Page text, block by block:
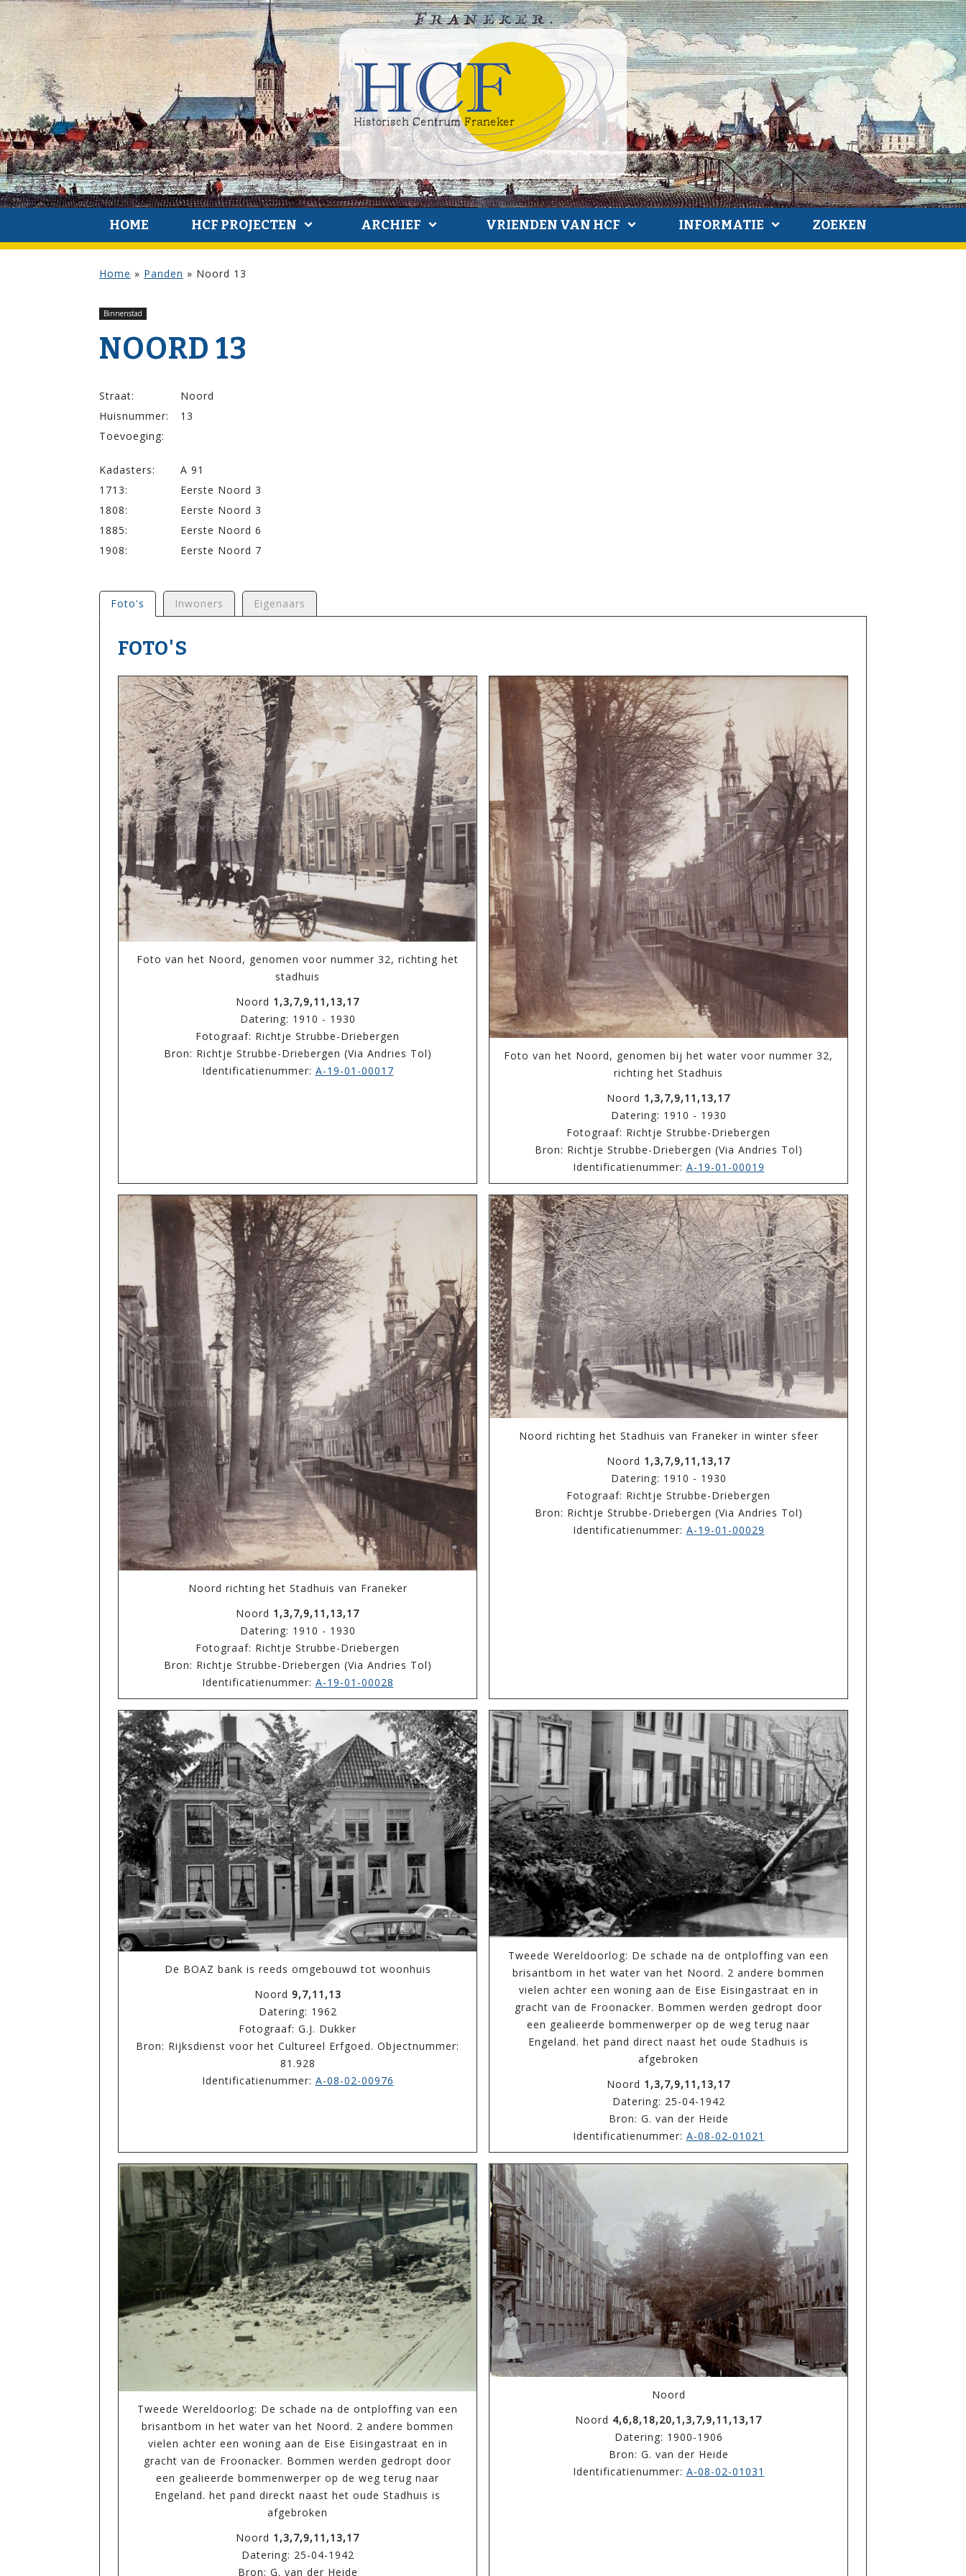
HOME HCF PROJECTEN ARCHIEF VRIENDEN VAN HCF INFORMATIE ZOEKEN
Home » Panden » Noord 13
Binnenstad
NOORD 13
Straat:
Noord
Huisnummer:
13
Toevoeging:
Kadasters:
A 91
1713:
Eerste Noord 3
1808:
Eerste Noord 3
1885:
Eerste Noord 6
1908:
Eerste Noord 7
Foto's Inwoners Eigenaars
FOTO'S
Foto van het Noord, genomen voor nummer 32, richting het
stadhuis
Noord 1,3,7,9,11,13,17
Datering: 1910 - 1930
Fotograaf: Richtje Strubbe-Driebergen
Bron: Richtje Strubbe-Driebergen (Via Andries Tol)
Identificatienummer: A-19-01-00017
Foto van het Noord, genomen bij het water voor nummer 32,
richting het Stadhuis
Noord 1,3,7,9,11,13,17
Datering: 1910 - 1930
Fotograaf: Richtje Strubbe-Driebergen
Bron: Richtje Strubbe-Driebergen (Via Andries Tol)
Identificatienummer: A-19-01-00019
Noord richting het Stadhuis van Franeker
Noord 1,3,7,9,11,13,17
Datering: 1910 - 1930
Fotograaf: Richtje Strubbe-Driebergen
Bron: Richtje Strubbe-Driebergen (Via Andries Tol)
Identificatienummer: A-19-01-00028
Noord richting het Stadhuis van Franeker in winter sfeer
Noord 1,3,7,9,11,13,17
Datering: 1910 - 1930
Fotograaf: Richtje Strubbe-Driebergen
Bron: Richtje Strubbe-Driebergen (Via Andries Tol)
Identificatienummer: A-19-01-00029
De BOAZ bank is reeds omgebouwd tot woonhuis
Noord 9,7,11,13
Datering: 1962
Fotograaf: G.J. Dukker
Bron: Rijksdienst voor het Cultureel Erfgoed. Objectnummer:
81.928
Identificatienummer: A-08-02-00976
Tweede Wereldoorlog: De schade na de ontploffing van een
brisantbom in het water van het Noord. 2 andere bommen
vielen achter een woning aan de Eise Eisingastraat en in
gracht van de Froonacker. Bommen werden gedropt door
een gealieerde bommenwerper op de weg terug naar
Engeland. het pand direct naast het oude Stadhuis is
afgebroken
Noord 1,3,7,9,11,13,17
Datering: 25-04-1942
Bron: G. van der Heide
Identificatienummer: A-08-02-01021
Tweede Wereldoorlog: De schade na de ontploffing van een
brisantbom in het water van het Noord. 2 andere bommen
vielen achter een woning aan de Eise Eisingastraat en in
gracht van de Froonacker. Bommen werden gedropt door
een gealieerde bommenwerper op de weg terug naar
Engeland. het pand direckt naast het oude Stadhuis is
afgebroken
Noord 1,3,7,9,11,13,17
Datering: 25-04-1942
Bron: G. van der Heide
Noord
Noord 4,6,8,18,20,1,3,7,9,11,13,17
Datering: 1900-1906
Bron: G. van der Heide
Identificatienummer: A-08-02-01031